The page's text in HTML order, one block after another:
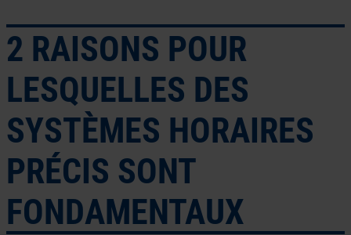
2 RAISONS POUR
LESQUELLES DES
SYSTÈMES HORAIRES
PRÉCIS SONT
FONDAMENTAUX